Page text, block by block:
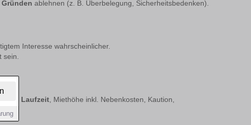
ablehnen (z. B. Überbelegung, Sicherheitsbedenken).
Interesse wahrscheinlicher.
sein.
Laufzeit , Miethöhe inkl. Nebenkosten, Kaution,